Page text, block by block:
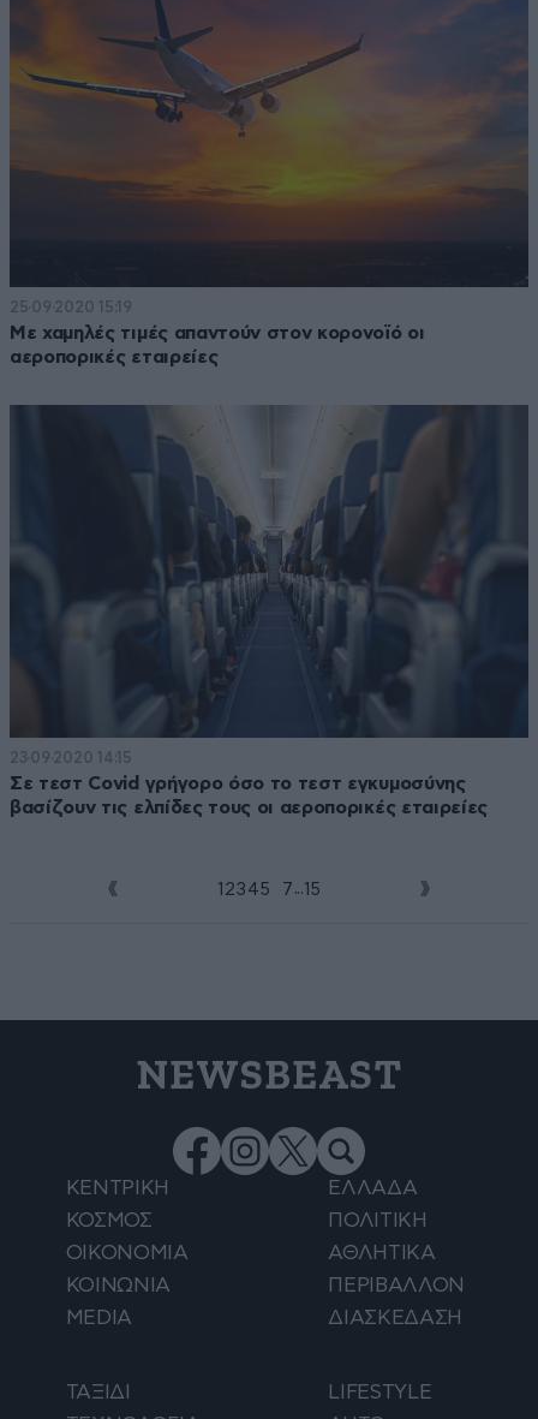
25·09·2020 15:19
Με χαμηλές τιμές απαντούν στον κορονοϊό οι
αεροπορικές εταιρείες
23·09·2020 14:15
Σε τεστ Covid γρήγορο όσο το τεστ εγκυμοσύνης
βασίζουν τις ελπίδες τους οι αεροπορικές εταιρείες
1 23 4 5 7 ...15
NEWSBEAST
ΚΕΝΤΡΙΚΗ
ΕΛΛΑΔΑ
ΚΟΣΜΟΣ
ΠΟΛΙΤΙΚΗ
ΟΙΚΟΝΟΜΙΑ
ΑΘΛΗΤΙΚΑ
ΚΟΙΝΩΝΙΑ
ΠΕΡΙΒΑΛΛΟΝ
MEDIA
ΔΙΑΣΚΕΔΑΣΗ
ΤΑΞΙΔΙ
LIFESTYLE